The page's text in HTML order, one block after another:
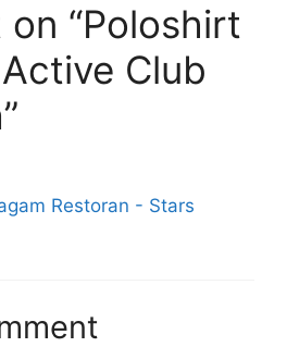
“Poloshirt
Club
Restoran - Stars